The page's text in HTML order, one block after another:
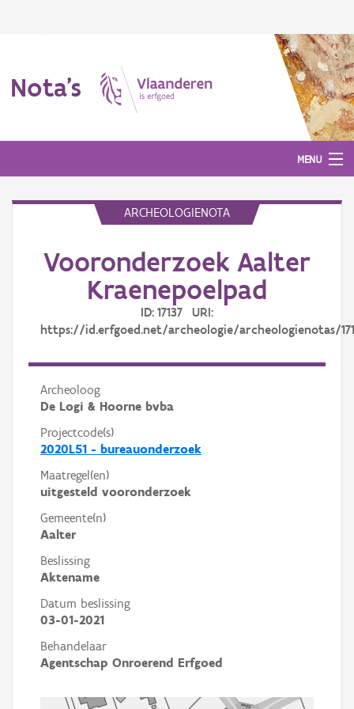
Nota's
MENU
Aanmelden
ARCHEOLOGIENOTA
Vooronderzoek Aalter
Kraenepoelpad
ID: 17137 URI:
https://id.erfgoed.net/archeologie/archeologienotas/
Archeoloog
De Logi & Hoorne bvba
Projectcode(s)
2020L51 - bureauonderzoek
Maatregel(en)
uitgesteld vooronderzoek
Gemeente(n)
Aalter
Beslissing
Aktename
Datum beslissing
03-01-2021
Behandelaar
Agentschap Onroerend Erfgoed